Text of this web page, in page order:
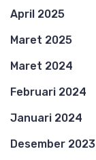
April 2025
Maret 2025
Maret 2024
Februari 2024
Januari 2024
Desember 2023